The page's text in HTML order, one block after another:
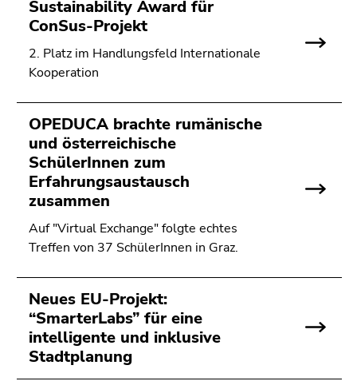
Sustainability Award für
ConSus-Projekt
2. Platz im Handlungsfeld Internationale
Kooperation
OPEDUCA brachte rumänische
und österreichische
SchülerInnen zum
Erfahrungsaustausch
zusammen
Auf "Virtual Exchange" folgte echtes
Treffen von 37 SchülerInnen in Graz.
Neues EU-Projekt:
“SmarterLabs” für eine
intelligente und inklusive
Stadtplanung